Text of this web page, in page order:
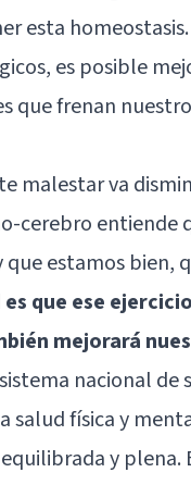
esta
es posible
que frenan
malestar va
cerebro entiende
estamos bien,
es que ese
mejorará
nacional de
salud física y
y